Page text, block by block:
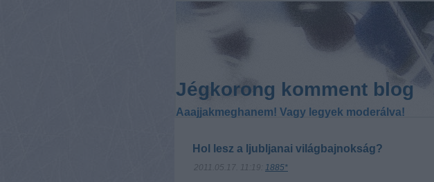
Jégkorong komment blog
Aaajjakmeghanem! Vagy legyek moderálva!
Hol lesz a ljubljanai világbajnokság?
2011.05.17. 11:19: 1885*